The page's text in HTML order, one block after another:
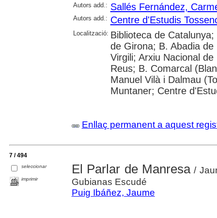
Autors add.: Sallés Fernández,
Autors add.: Centre d'Estudis
Localització: Biblioteca de
de Girona; B. Abadia
Virgili; Arxiu Nacional
Reus; B. Comarcal
Manuel Vilà i Dalmau
Muntaner; Centre
Enllaç permanent a aquest
7 / 494
seleccionar
imprimir
El Parlar de Manresa/
Gubianas Escudé
Puig Ibáñez, Jaume